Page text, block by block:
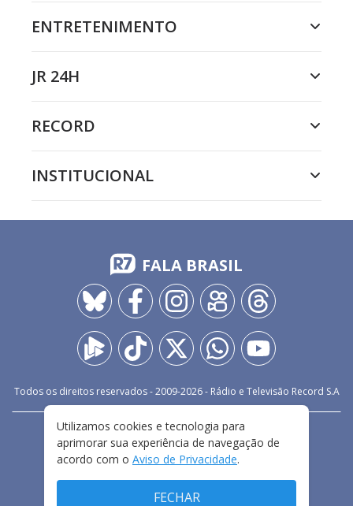
ENTRETENIMENTO
JR 24H
RECORD
INSTITUCIONAL
FALA BRASIL
Todos os direitos reservados - 2009-2026- Rádio e Televisão Record S.A
FALE CONOSCO
PRIVACIDADE
TERMOS E CONDIÇÕES DE USO
Utilizamos cookies e tecnologia para
aprimorar sua experiência de navegação de
acordo com o Aviso de Privacidade.
FECHAR